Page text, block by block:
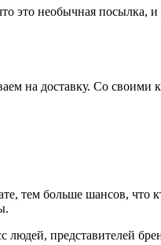
это необычная посылка, и
на доставку. Со своими
тем больше шансов, что
людей, представителей